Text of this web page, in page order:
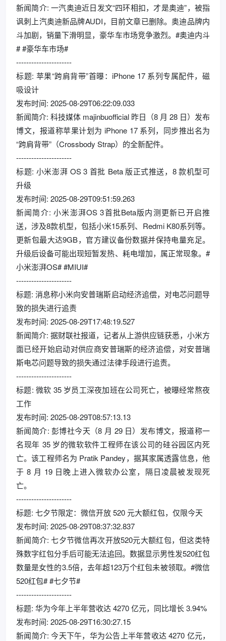
新闻简介: 一汽奥迪近日发文“四环相扣，才是奥迪”，被指
讽刺上汽奥迪新品牌AUDI，目前文章已删除。奥迪品牌内
斗加剧，销量下滑明显，豪华车市场竞争激烈。#奥迪内斗
# #豪华车市场#
----------------------
标题: 苹果“跨肩背带”首曝：iPhone 17 系列专属配件，磁
吸设计
发布时间: 2025-08-29T06:22:09.033
新闻简介: 科技媒体 majinbuofficial 昨日（8 月 28 日）发布
博文，报道称苹果计划为 iPhone 17 系列，同步推出名为
“跨肩背带”（Crossbody Strap）的全新配件。
----------------------
标题: 小米澎湃 OS 3 首批 Beta 版正式推送，8 款机型可
升级
发布时间: 2025-08-29T09:51:59.263
新闻简介: 小米澎湃OS 3首批Beta版内测更新已开启推
送，涉及8款机型，包括小米15系列、Redmi K80系列等。
更新包最大达9GB，官方建议备份数据并保持电量充足。
升级后设备可能出现短暂发热、耗电增加，属正常现象。#
小米澎湃OS# #MIUI#
----------------------
标题: 消息称小米向安普瑞斯启动经济追偿，对电芯问题导
致的损失进行追责
发布时间: 2025-08-29T17:48:19.527
新闻简介: 据财联社报道，记者从上游供应链获悉，小米方
面已经开始启动对供应商安普瑞斯的经济追偿，对安普瑞
斯电芯问题导致的损失通过法律手段进行追责。
----------------------
标题: 微软 35 岁员工深夜加班在公司死亡，被曝经常熬夜
工作
发布时间: 2025-08-29T08:57:13.13
新闻简介: 彭博社今天（8 月 29 日）发布博文，报道称一
名现年 35 岁的微软软件工程师在该公司的硅谷园区内死
亡。该工程师名为 Pratik Pandey，据其家属透露信息，他
于 8 月 19 日晚上进入微软办公室，隔日凌晨被发现死
亡。
----------------------
标题: 七夕节限定：微信开放 520 元大额红包，仅限今天
发布时间: 2025-08-29T08:37:32.837
新闻简介: 七夕节微信再次开放520元大额红包，但这类特
殊数字红包分手后可能无法追回。数据显示男性发520红包
数量是女性的3.5倍，去年超123万个红包未被领取。#微信
520红包# #七夕节#
----------------------
标题: 华为今年上半年营收达 4270 亿元，同比增长 3.94%
发布时间: 2025-08-29T16:30:27.15
新闻简介: 今天下午，华为公告上半年营收达 4270 亿元，